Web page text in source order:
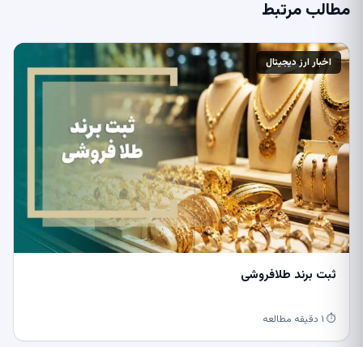
مطالب مرتبط
اخبار ارز دیجیتال
ثبت برند طلافروشی
⏱ ۱ دقیقه مطالعه